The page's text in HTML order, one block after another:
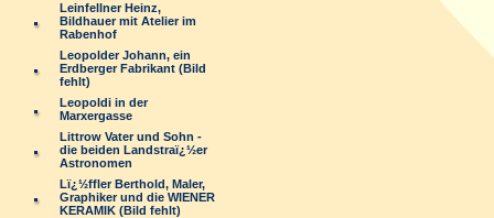
Leinfellner Heinz,
Bildhauer mit Atelier im
Rabenhof
Leopolder Johann, ein
Erdberger Fabrikant (Bild
fehlt)
Leopoldi in der
Marxergasse
Littrow Vater und Sohn -
die beiden Landstraï¿½er
Astronomen
Lï¿½ffler Berthold, Maler,
Graphiker und die WIENER
KERAMIK (Bild fehlt)